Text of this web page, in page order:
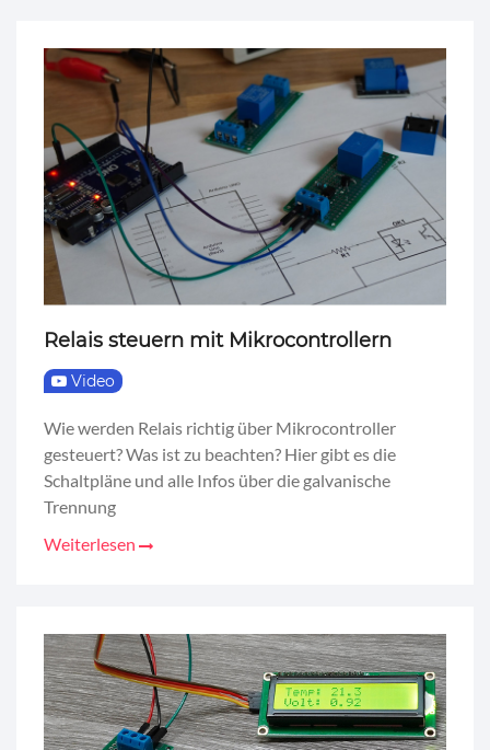
Relais steuern mit Mikrocontrollern
Video
Wie werden Relais richtig über Mikrocontroller
gesteuert? Was ist zu beachten? Hier gibt es die
Schaltpläne und alle Infos über die galvanische
Trennung
Weiterlesen